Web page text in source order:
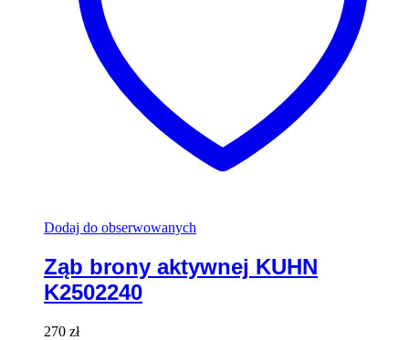
Dodaj do obserwowanych
Ząb brony aktywnej KUHN
K2502240
270 zł